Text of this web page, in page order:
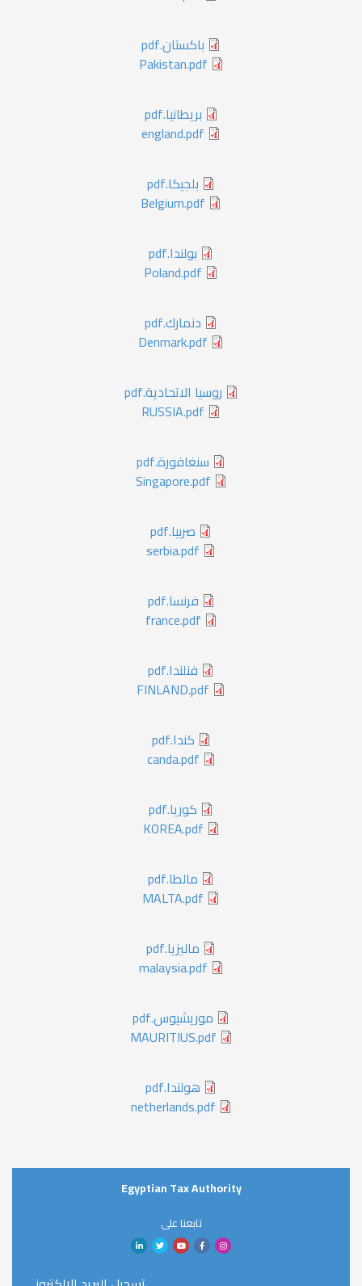
باكستان.pdf
Pakistan.pdf
بريطانيا.pdf
england.pdf
بلجيكا.pdf
Belgium.pdf
بولندا.pdf
Poland.pdf
دنمارك.pdf
Denmark.pdf
روسيا الاتحادية.pdf
RUSSIA.pdf
سنغافورة.pdf
Singapore.pdf
صربيا.pdf
serbia.pdf
فرنسا.pdf
france.pdf
فنلندا.pdf
FINLAND.pdf
كندا.pdf
canda.pdf
كوريا.pdf
KOREA.pdf
مالطا.pdf
MALTA.pdf
ماليزيا.pdf
malaysia.pdf
موريشيوس.pdf
MAURITIUS.pdf
هولندا.pdf
netherlands.pdf
Egyptian Tax Authority
تابعنا على